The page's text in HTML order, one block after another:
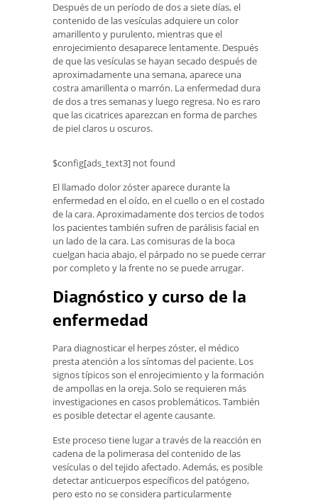
Después de un período de dos a siete días, el
contenido de las vesículas adquiere un color
amarillento y purulento, mientras que el
enrojecimiento desaparece lentamente. Después
de que las vesículas se hayan secado después de
aproximadamente una semana, aparece una
costra amarillenta o marrón. La enfermedad dura
de dos a tres semanas y luego regresa. No es raro
que las cicatrices aparezcan en forma de parches
de piel claros u oscuros.
$config[ads_text3] not found
El llamado dolor zóster aparece durante la
enfermedad en el oído, en el cuello o en el costado
de la cara. Aproximadamente dos tercios de todos
los pacientes también sufren de parálisis facial en
un lado de la cara. Las comisuras de la boca
cuelgan hacia abajo, el párpado no se puede cerrar
por completo y la frente no se puede arrugar.
Diagnóstico y curso de la
enfermedad
Para diagnosticar el herpes zóster, el médico
presta atención a los síntomas del paciente. Los
signos típicos son el enrojecimiento y la formación
de ampollas en la oreja. Solo se requieren más
investigaciones en casos problemáticos. También
es posible detectar el agente causante.
Este proceso tiene lugar a través de la reacción en
cadena de la polimerasa del contenido de las
vesículas o del tejido afectado. Además, es posible
detectar anticuerpos específicos del patógeno,
pero esto no se considera particularmente